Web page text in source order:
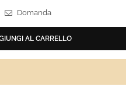
Domanda
AL CARRELLO